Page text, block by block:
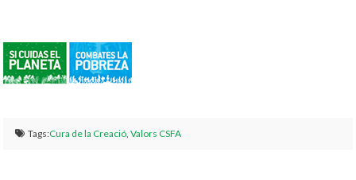
Tags:Cura de la Creació,Valors CSFA